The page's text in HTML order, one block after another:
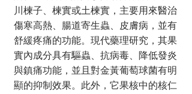
川楝子、楝實或土楝實，主要用來醫治
傷寒高熱、腸道寄生蟲、皮膚病，並有
舒緩疼痛的功能。現代藥理研究，其果
實內成分具有驅蟲、抗病毒、降低發炎
與鎮痛功能，並且對金黃葡萄球菌有明
顯的抑制效果。此外，它果核中的核仁